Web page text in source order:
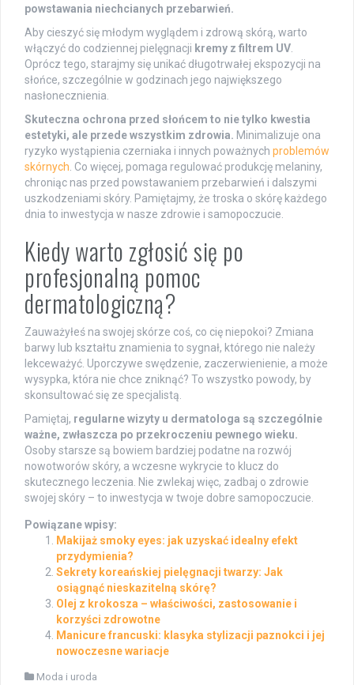
powstawania niechcianych przebarwień.
Aby cieszyć się młodym wyglądem i zdrową skórą, warto
włączyć do codziennej pielęgnacji kremy z filtrem UV
Oprócz tego, starajmy się unikać długotrwałej ekspozycji na
słońce, szczególnie w godzinach jego największego
nasłonecznienia.
Skuteczna ochrona przed słońcem to nie tylko kwestia
estetyki, ale przede wszystkim zdrowia. Minimalizuje ona
ryzyko wystąpienia czerniaka i innych poważnych problemów
skórnych . Co więcej, pomaga regulować produkcję melaniny,
chroniąc nas przed powstawaniem przebarwień i dalszymi
uszkodzeniami skóry. Pamiętajmy, że troska o skórę każdego
dnia to inwestycja w nasze zdrowie i samopoczucie.
Kiedy warto zgłosić się po
profesjonalną pomoc
dermatologiczną?
Zauważyłeś na swojej skórze coś, co cię niepokoi? Zmiana
barwy lub kształtu znamienia to sygnał, którego nie należy
lekceważyć. Uporczywe swędzenie, zaczerwienienie, a może
wysypka, która nie chce zniknąć? To wszystko powody, by
skonsultować się ze specjalistą.
Pamiętaj, regularne wizyty u dermatologa są szczególnie
ważne, zwłaszcza po przekroczeniu pewnego wieku.
Osoby starsze są bowiem bardziej podatne na rozwój
nowotworów skóry, a wczesne wykrycie to klucz do
skutecznego leczenia. Nie zwlekaj więc, zadbaj o zdrowie
swojej skóry – to inwestycja w twoje dobre samopoczucie.
Powiązane wpisy:
Makijaż smoky eyes: jak uzyskać idealny efekt
przydymienia?
Sekrety koreańskiej pielęgnacji twarzy: Jak
osiągnąć nieskazitelną skórę?
Olej z krokosza – właściwości, zastosowanie i
korzyści zdrowotne
Manicure francuski: klasyka stylizacji paznokci i jej
nowoczesne wariacje
Moda i uroda